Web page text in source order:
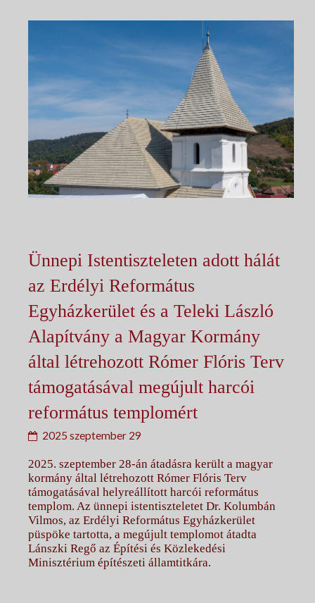
Ünnepi Istentiszteleten adott hálát
az Erdélyi Református
Egyházkerület és a Teleki László
Alapítvány a Magyar Kormány
által létrehozott Rómer Flóris Terv
támogatásával megújult harcói
református templomért
2025 szeptember 29
2025. szeptember 28-án átadásra került a magyar
kormány által létrehozott Rómer Flóris Terv
támogatásával helyreállított harcói református
templom. Az ünnepi istentiszteletet Dr. Kolumbán
Vilmos, az Erdélyi Református Egyházkerület
püspöke tartotta, a megújult templomot átadta
Lánszki Regő az Építési és Közlekedési
Minisztérium építészeti államtitkára.